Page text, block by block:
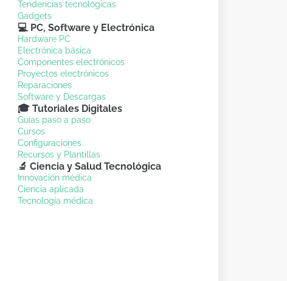
Tendencias tecnológicas
Gadgets
💻 PC, Software y Electrónica
Hardware PC
Electrónica básica
Componentes electrónicos
Proyectos electrónicos
Reparaciones
Software y Descargas
🎓 Tutoriales Digitales
Guías paso a paso
Cursos
Configuraciones
Recursos y Plantillas
🔬 Ciencia y Salud Tecnológica
Innovación médica
Ciencia aplicada
Tecnología médica